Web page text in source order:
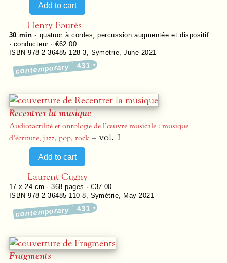
Henry Fourès
30 min · quatuor à cordes, percussion augmentée et dispositif
· conducteur · €62.00
ISBN 978-2-36485-128-3
Symétrie ,June 2021
contemporary 431
Recentrer la musique
Audiotactilité et ontologie de l’œuvre musicale : musique
d’écriture, jazz, pop, rock – vol. 1
Laurent Cugny
17 x 24 cm ·368 pages ·€37.00
ISBN 978-2-36485-110-8
Symétrie May 2021
contemporary 431
Fragments